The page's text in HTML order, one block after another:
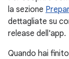
la sezione
dettagliate su
release dell'app.
Quando hai